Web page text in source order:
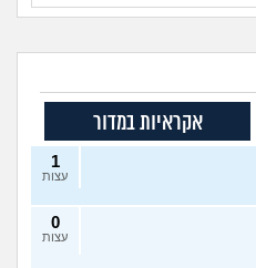
אקראיות במדור
1
עצות
0
עצות